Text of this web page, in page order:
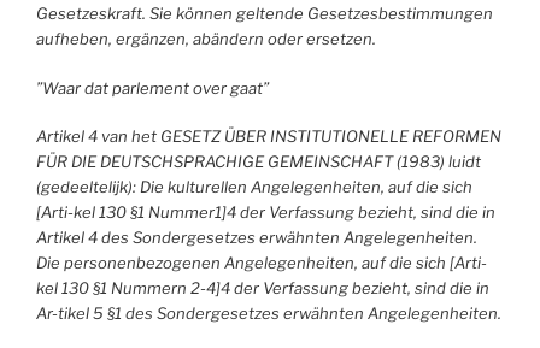
Gesetzeskraft. Sie können geltende Gesetzesbestimmungen
aufheben, ergänzen, abändern oder ersetzen.
”Waar dat parlement over gaat”
Artikel 4 van het GESETZ ÜBER INSTITUTIONELLE REFORMEN
FÜR DIEDEUTSCHSPRACHIGE GEMEINSCHAFT (1983) luidt
(gedeeltelijk): Die kulturellen Angelegenheiten, auf die sich
[Arti-kel 130 §1 Nummer1]4 der Verfassung bezieht, sind die in
Artikel 4 des Sondergesetzes erwähnten Angelegenheiten.
Die personenbezogenen Angelegenheiten, auf die sich [Arti-
kel 130 §1 Nummern 2-4]4 der Verfassung bezieht, sind die in
Ar-tikel 5 §1 des Sondergesetzes erwähnten Angelegenheiten.